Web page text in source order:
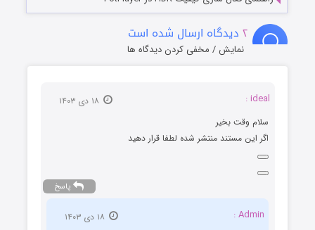
۲ دیدگاه ارسال شده است
نمایش / مخفی کردن دیدگاه ها
ideal :
سلام وقت بخیر
اگر این مستند منتشر شده لطفا قرار دهید
پاسخ
Admin :